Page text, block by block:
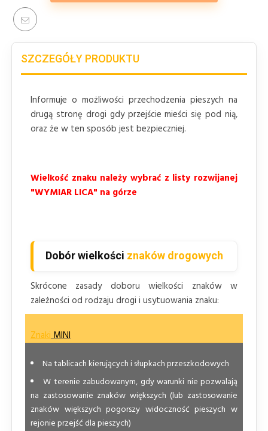
SZCZEGÓŁY PRODUKTU
Informuje o możliwości przechodzenia pieszych na
drugą stronę drogi gdy przejście mieści się pod nią,
oraz że w ten sposób jest bezpieczniej.
Wielkość znaku należy wybrać z listy rozwijanej
"WYMIAR LICA" na górze
Dobór wielkości znaków drogowych
Skrócone zasady doboru wielkości znaków w
zależności od rodzaju drogi i usytuowania znaku:
ZnakiMINI
Na tablicach kierujących i słupkach przeszkodowych
W terenie zabudowanym, gdy warunki nie pozwalają
na zastosowanie znaków większych (lub zastosowanie
znaków większych pogorszy widoczność pieszych w
rejonie przejść dla pieszych)